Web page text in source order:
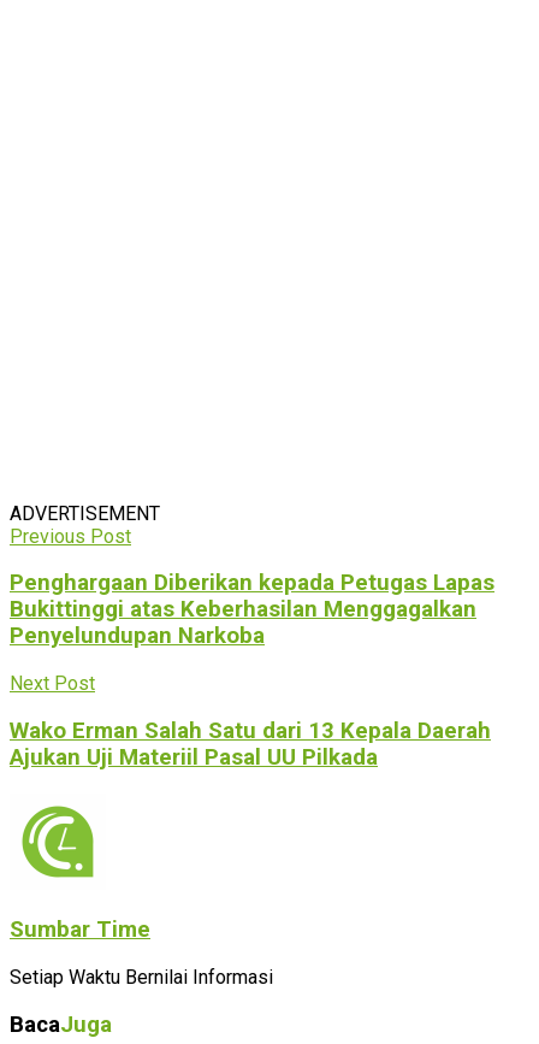
ADVERTISEMENT
Previous Post
Penghargaan Diberikan kepada Petugas Lapas
Bukittinggi atas Keberhasilan Menggagalkan
Penyelundupan Narkoba
Next Post
Wako Erman Salah Satu dari 13 Kepala Daerah
Ajukan Uji Materiil Pasal UU Pilkada
Sumbar Time
Setiap Waktu Bernilai Informasi
BacaJuga